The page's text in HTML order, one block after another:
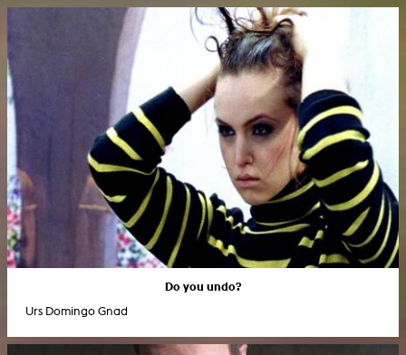
Do you undo?
Urs Domingo Gnad